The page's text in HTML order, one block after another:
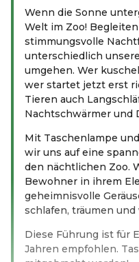
Wenn die Sonne
Welt im Zoo!
stimmungsvolle
unterschiedlich
umgehen. Wer
wer startet jetzt erst
Tieren auch
Nachtschwärmer und
Mit Taschenlampe
wir uns auf eine
den nächtlichen Zoo.
Bewohner in ihrem
geheimnisvolle
schlafen, träumen und
Diese Führung ist für
Jahren empfohlen.